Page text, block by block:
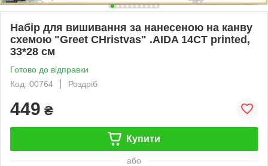
Набір для вишивання за нанесеною на канву
схемою "Greet CHristvas" .AIDA 14CT printed,
33*28 см
Готово до відправки
Код: 00764
Роздріб
449 ₴
Купити
або